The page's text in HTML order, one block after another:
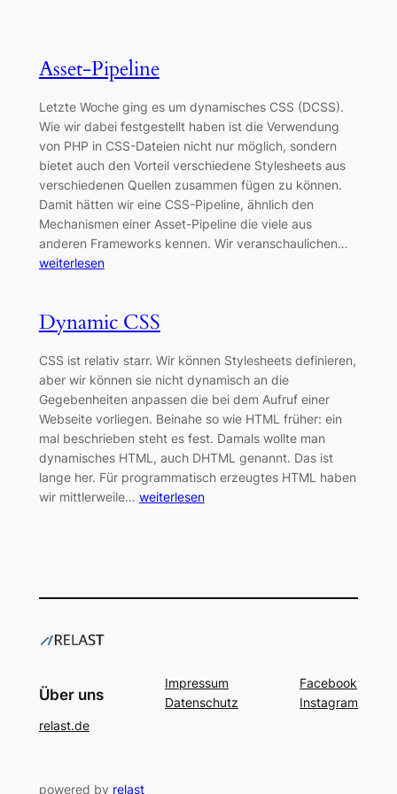
Asset-Pipeline
Letzte Woche ging es um dynamisches CSS (DCSS).
Wie wir dabei festgestellt haben ist die Verwendung
von PHP in CSS-Dateien nicht nur möglich, sondern
bietet auch den Vorteil verschiedene Stylesheets aus
verschiedenen Quellen zusammen fügen zu können.
Damit hätten wir eine CSS-Pipeline, ähnlich den
Mechanismen einer Asset-Pipeline die viele aus
anderen Frameworks kennen. Wir veranschaulichen…
weiterlesen
Dynamic CSS
CSS ist relativ starr. Wir können Stylesheets definieren,
aber wir können sie nicht dynamisch an die
Gegebenheiten anpassen die bei dem Aufruf einer
Webseite vorliegen. Beinahe so wie HTML früher: ein
mal beschrieben steht es fest. Damals wollte man
dynamisches HTML, auch DHTML genannt. Das ist
lange her. Für programmatisch erzeugtes HTML haben
wir mittlerweile… weiterlesen
Über uns
relast.de
Impressum
Datenschutz
Facebook
Instagram
powered by relast